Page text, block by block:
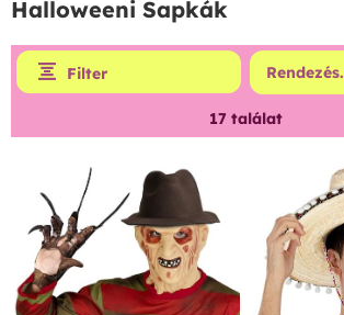
Halloweeni Sapkák
Filter
17 találat